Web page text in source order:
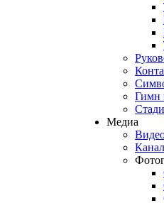
Гимн
Медиа